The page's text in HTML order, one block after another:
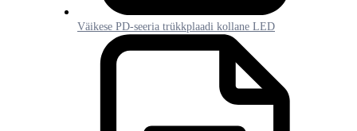
Väikese PD-seeria trükkplaadi kollane LED